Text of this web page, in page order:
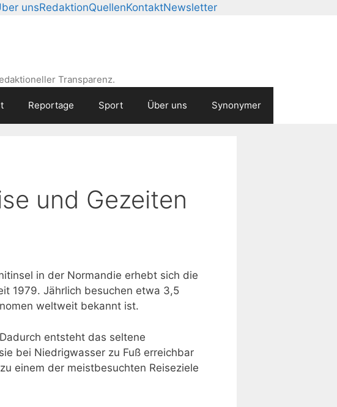
unsRedaktionQuellenKontaktNewsletter
Transparenz.
Reportage Sport Über uns Synonymer
und Gezeiten
in der Normandie erhebt sich die
1979. Jährlich besuchen etwa 3,5
weltweit bekannt ist.
entsteht das seltene
bei Niedrigwasser zu Fuß erreichbar
einem der meistbesuchten Reiseziele